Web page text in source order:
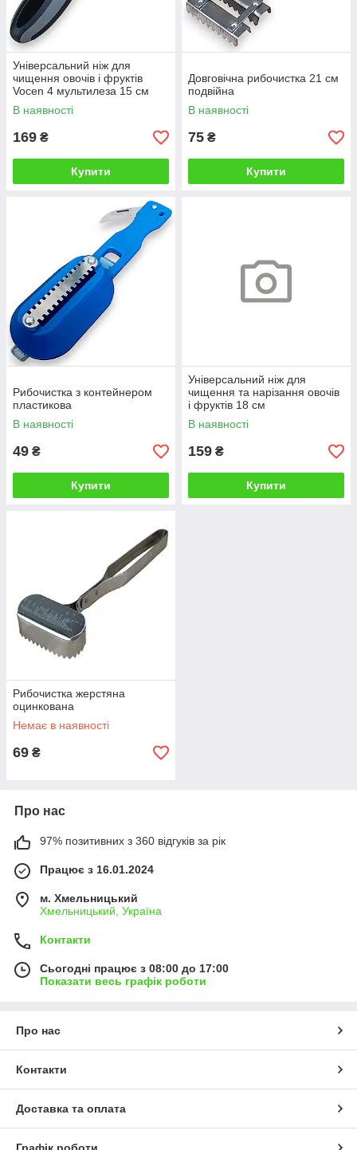
Універсальний ніж для
чищення овочів і фруктів
Vocen 4 мультилеза 15 см
В наявності
169 ₴
Купити
Довговічна рибочистка 21 см
подвійна
В наявності
75 ₴
Купити
Рибочистка з контейнером
пластикова
В наявності
49 ₴
Купити
Універсальний ніж для
чищення та нарізання овочів
і фруктів 18 см
В наявності
159 ₴
Купити
Рибочистка жерстяна
оцинкована
Немає в наявності
69 ₴
Про нас
97% позитивних з 360 відгуків за рік
Працює з 16.01.2024
м. Хмельницький
Хмельницький, Україна
Контакти
Сьогодні працює з 08:00 до 17:00
Показати весь графік роботи
Про нас
Контакти
Доставка та оплата